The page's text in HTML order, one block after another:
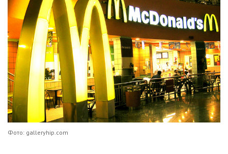
Фото: galleryhip.com